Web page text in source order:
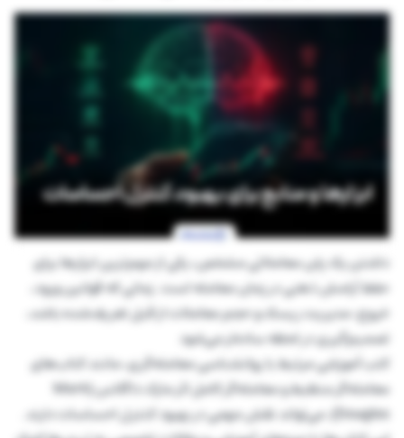
داشتن یک پلن معاملاتی مشخص، یکی از مهم‌ترین ابزارها برای
حفظ آرامش ذهنی در زمان معامله است. زمانی که قوانین ورود،
خروج، مدیریت ریسک و حجم معاملات از قبل تعریف‌شده باشد،
تصمیم‌گیری در لحظه ساده‌تر می‌شود
کتب آموزشی مرتبط با روانشناسی معامله‌گری، مانند کتاب‌های
معامله‌گر منظبط و معامله‌گر کامل اثر مارک داگلاس (Mark
Douglas)، می‌تواند نقش مهمی در بهبود کنترل احساسات دارند.